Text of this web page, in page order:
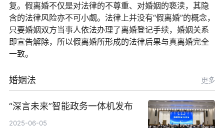
复。假离婚不仅是对法律的不尊重、对婚姻的亵渎，其隐
含的法律风险亦不可小觑。法律上并没有“假离婚”的概念，
只要婚姻双方当事人依法办理了离婚登记手续，婚姻关系
即宣告解除，所以假离婚所形成的法律后果与真离婚完全
一致。
婚姻法 更多
“深言未来”智能政务一体机发布
2025-06-05